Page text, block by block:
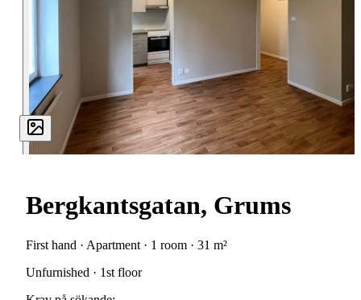
Bergkantsgatan, Grums
First hand · Apartment · 1 room · 31 m²
Unfurnished · 1st floor